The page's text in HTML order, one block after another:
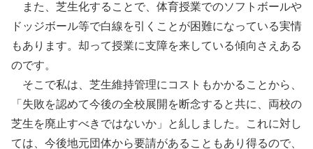
また、芝生化することで、体育授業でのソフトボールや
ドッジボール等で白線を引くことが困難になっている実情
もあります。却って授業に支障を来している傾向さえある
のです。
そこで私は、芝生維持管理にコストもかかることから、
「失敗を認めて今後の全校展開を断念すると共に、両校の
芝生を廃止すべきではないか」と糺しました。これに対し
ては、今後地元団体から要請があることもあり得るので、